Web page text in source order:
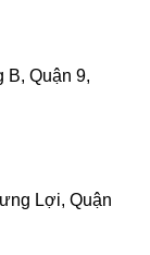
B, Quận 9,
Lợi, Quận